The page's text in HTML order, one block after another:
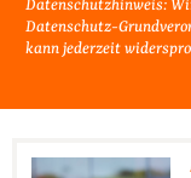
Datenschutzhinweis:
Datenschutz-
kann jederzeit